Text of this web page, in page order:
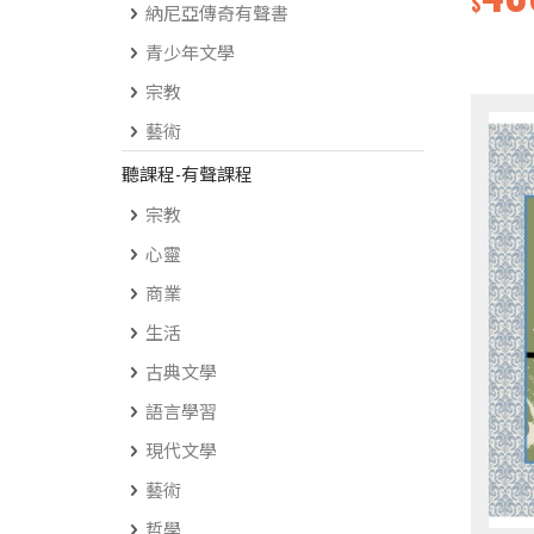
納尼亞傳奇有聲書
青少年文學
宗教
藝術
聽課程-有聲課程
宗教
心靈
商業
生活
古典文學
語言學習
現代文學
藝術
哲學